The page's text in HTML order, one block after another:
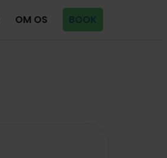
OM OS BOOK